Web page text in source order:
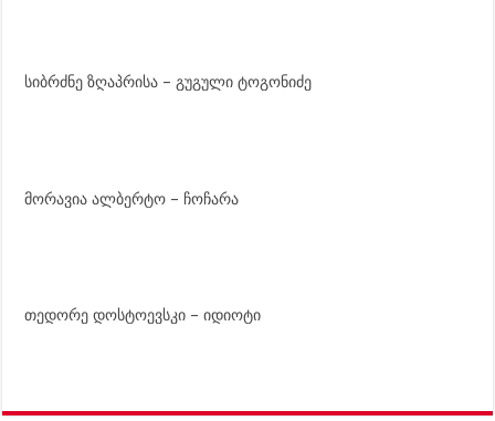
სიბრძნე ზღაპრისა – გუგული ტოგონიძე
მორავია ალბერტო – ჩოჩარა
თედორე დოსტოევსკი – იდიოტი